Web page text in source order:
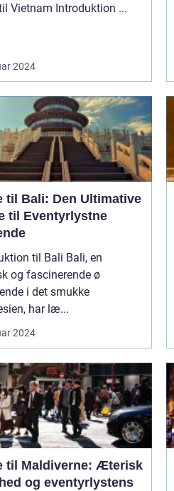
Rejse til Vietnam Introduktion ...
2024
til Bali: Den Ultimative
til Eventyrlystne
til Bali Bali, en
og fascinerende ø
i det smukke
har læ...
2024
til Maldiverne: Æterisk
og eventyrlystens